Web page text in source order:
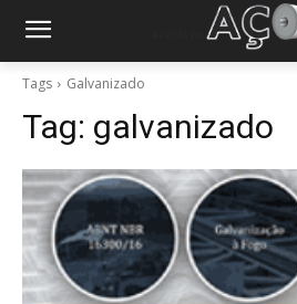
Tags Galvanizado
Tag: galvanizado